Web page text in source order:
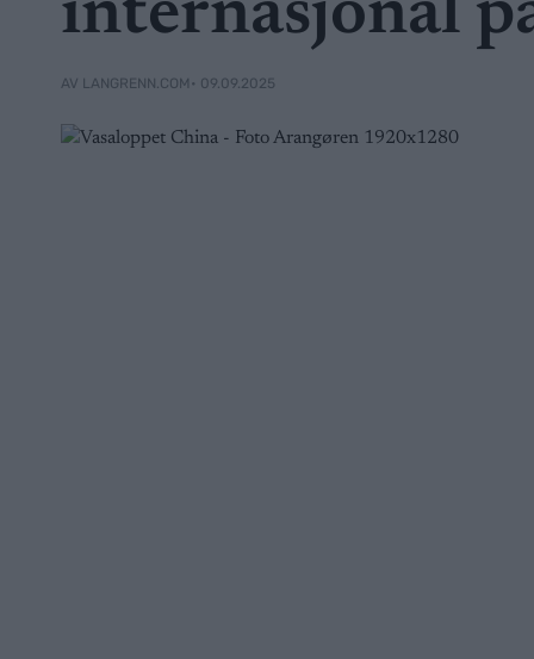
internasjonal
AV LANGRENN.COM • 09.09.2025